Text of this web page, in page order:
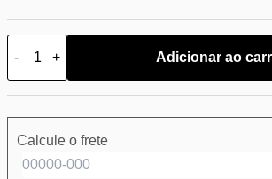
- + Adicionar ao
Calcule o frete